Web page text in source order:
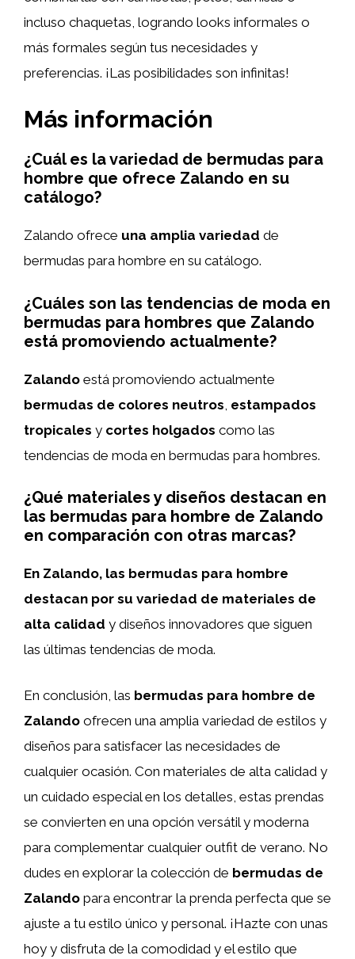
incluso chaquetas, logrando looks informales o
más formales según tus necesidades y
preferencias. ¡Las posibilidades son infinitas!
Más información
¿Cuál es la variedad de bermudas para
hombre que ofrece Zalando en su
catálogo?
Zalando ofrece una amplia variedad de
bermudas para hombre en su catálogo.
¿Cuáles son las tendencias de moda en
bermudas para hombres que Zalando
está promoviendo actualmente?
Zalando está promoviendo actualmente
bermudas de colores neutros estampados
tropicales y cortes holgados como las
tendencias de moda en bermudas para hombres.
¿Qué materiales y diseños destacan en
las bermudas para hombre de Zalando
en comparación con otras marcas?
En Zalando, las bermudas para hombre
destacan por su variedad de materiales de
alta calidad y diseños innovadores que siguen
las últimas tendencias de moda.
En conclusión, las bermudas para hombre de
Zalando ofrecen una amplia variedad de estilos y
diseños para satisfacer las necesidades de
cualquier ocasión. Con materiales de alta calidad y
un cuidado especial en los detalles, estas prendas
se convierten en una opción versátil y moderna
para complementar cualquier outfit de verano. No
dudes en explorar la colección de bermudas de
Zalando para encontrar la prenda perfecta que se
ajuste a tu estilo único y personal. ¡Hazte con unas
hoy y disfruta de la comodidad y el estilo que